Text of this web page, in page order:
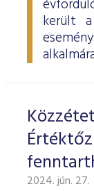
került
2024. jún. 27.